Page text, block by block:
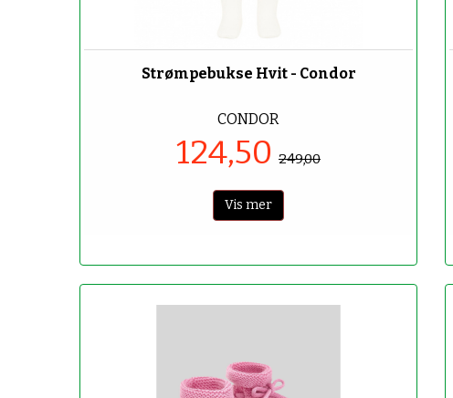
Strømpebukse Hvit - Condor
CONDOR
124,50 249,00
Vis mer